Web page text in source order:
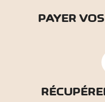
PAYER